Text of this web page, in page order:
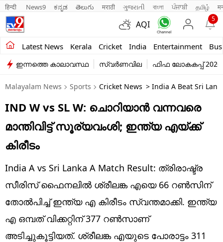
हिन्दी News9 ಕನ್ನಡ తెలుగు मराठी ગુજરાતી বাংলা ਪੰਜਾਬੀ தமிழ்
AQI
5
Latest News Kerala Cricket India Entertainment
Kerala
India
Entertainment
Business
Education
Lifestyle
world
Technology
ഇന്നത്തെ കാലാവസ്ഥ സ്വർണവില ഫിഫ ലോകകപ്പ് 2026
Malayalam News Sports Cricket News > India A Beat Sri
IND W vs SL W: ചൊറിയാന്‍ വന്നവരെ
മാന്തിവിട്ട് സൂര്യവംശി; ഇന്ത്യ എയ്ക്ക്
കിരീടം
India A vs Sri Lanka A Match Result: ത്രിരാഷ്ട്ര
സീരിസ് ഫൈനലില്‍ ശ്രീലങ്ക എയെ 66 റണ്‍സിന്
തോല്‍പിച്ച് ഇന്ത്യ എ കിരീടം സ്വന്തമാക്കി. ഇന്ത്യ
എ ഒമ്പത് വിക്കറ്റിന് 377 റണ്‍സാണ്
അടിച്ചുകൂട്ടിയത്. ശ്രീലങ്ക എയുടെ പോരാട്ടം 311